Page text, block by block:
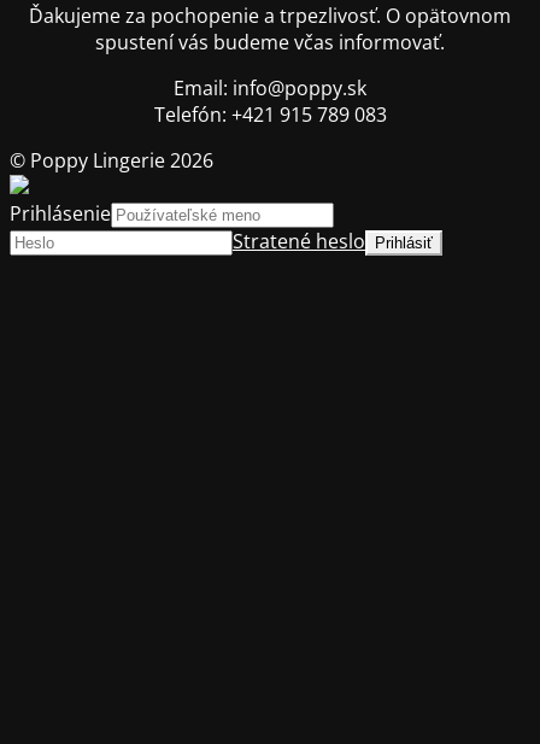
Ďakujeme za pochopenie a trpezlivosť. O opätovnom
spustení vás budeme včas informovať.
Email: info@poppy.sk
Telefón: +421 915 789 083
© Poppy Lingerie 2026
Prihlásenie
Stratené heslo